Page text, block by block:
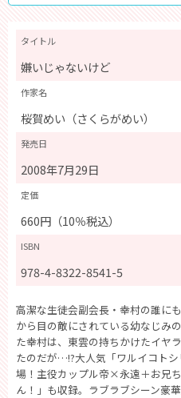
タイトル
嫌いじゃないけど
作家名
桜賀めい（さくらがめい）
発売日
2008年7月29日
定価
660円（10％税込）
ISBN
978-4-8322-8541-5
高潔な生徒会副会長・幸村の誰に
から目の敵にされている幼なじみ
た幸村は、東雲の持ちかけたイヤ
たのだが…!?大人気「ワルイコト
場！主役カップル帝×永遠＋お兄
ん！」も収録。ラブラブシーン豪